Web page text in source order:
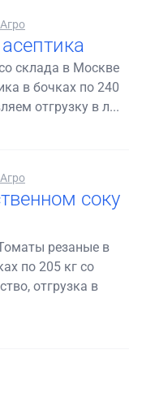
склада в Москве
в бочках по 240
отгрузку в л...
соку
резаные в
по 205 кг со
отгрузка в